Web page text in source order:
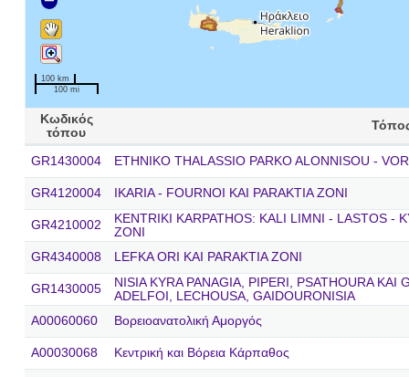
100 km
100 mi
Κωδικός
τόπου
GR1430004 ETHNIKO THALASSIO PARKO ALONNISOU -
GR4120004 IKARIA - FOURNOI KAI PARAKTIA ZONI
GR4210002
KENTRIKI KARPATHOS: KALI LIMNI - LASTOS -
ZONI
GR4340008
LEFKA ORI KAI PARAKTIA ZONI
GR1430005
NISIA KYRA PANAGIA, PIPERI, PSATHOURA
ADELFOI, LECHOUSA, GAIDOURONISIA
A00060060
Βορειοανατολική Αμοργός
A00030068 Κεντρική και Βόρεια Κάρπαθος